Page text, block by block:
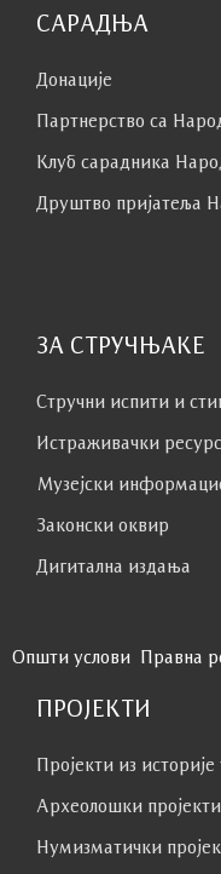
САРАДЊА
Донације
Партнерство са
Клуб сaрaдникa
Друштво пријатеља
ЗА СТРУЧЊАКЕ
Стручни испити и
Истраживачки
Музејски
Законски оквир
Дигитална издања
Општи услови Правна
ПРОЈЕКТИ
Пројекти из
Археолошки пројекти
Нумизматички